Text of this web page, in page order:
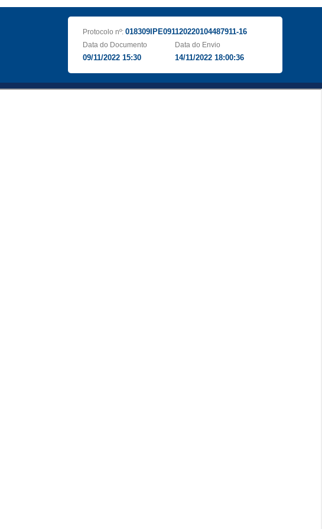
Protocolo nº: 018309IPE091120220104487911-16
Data do Documento
09/11/2022 15:30
Data do Envio
14/11/2022 18:00:36